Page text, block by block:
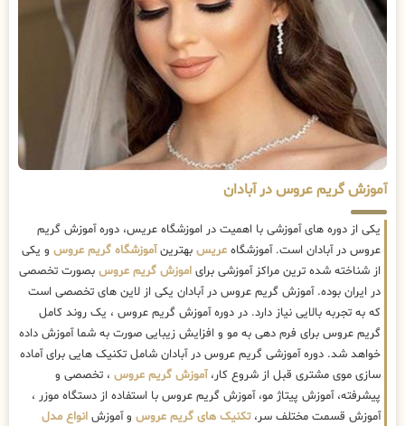
آموزش گریم عروس در آبادان
یکی از دوره های آموزشی با اهمیت در اموزشگاه عریس، دوره آموزش گریم
عروس در آبادان است. آموزشگاه عریس بهترینآموزشگاه گریم عروس و یکی
از شناخته شده ترین مراکز آموزشی برای اموزش گریم عروس بصورت تخصصی
در ایران بوده. آموزش گریم عروس در آبادان یکی از لاین های تخصصی است
که به تجربه بالایی نیاز دارد. در دوره آموزش گریم عروس ، یک روند کامل
گریم عروس برای فرم دهی به مو و افزایش زیبایی صورت به شما آموزش داده
خواهد شد. دوره آموزشی گریم عروس در آبادان شامل تکنیک هایی برای آماده
سازی موی مشتری قبل از شروع کار،آموزش گریم عروس ، تخصصی و
پیشرفته، آموزش پیتاژ مو، آموزش گریم عروس با استفاده از دستگاه موزر ،
آموزش قسمت مختلف سر،تکنیک های گریم عروس و آموزش انواع مدل